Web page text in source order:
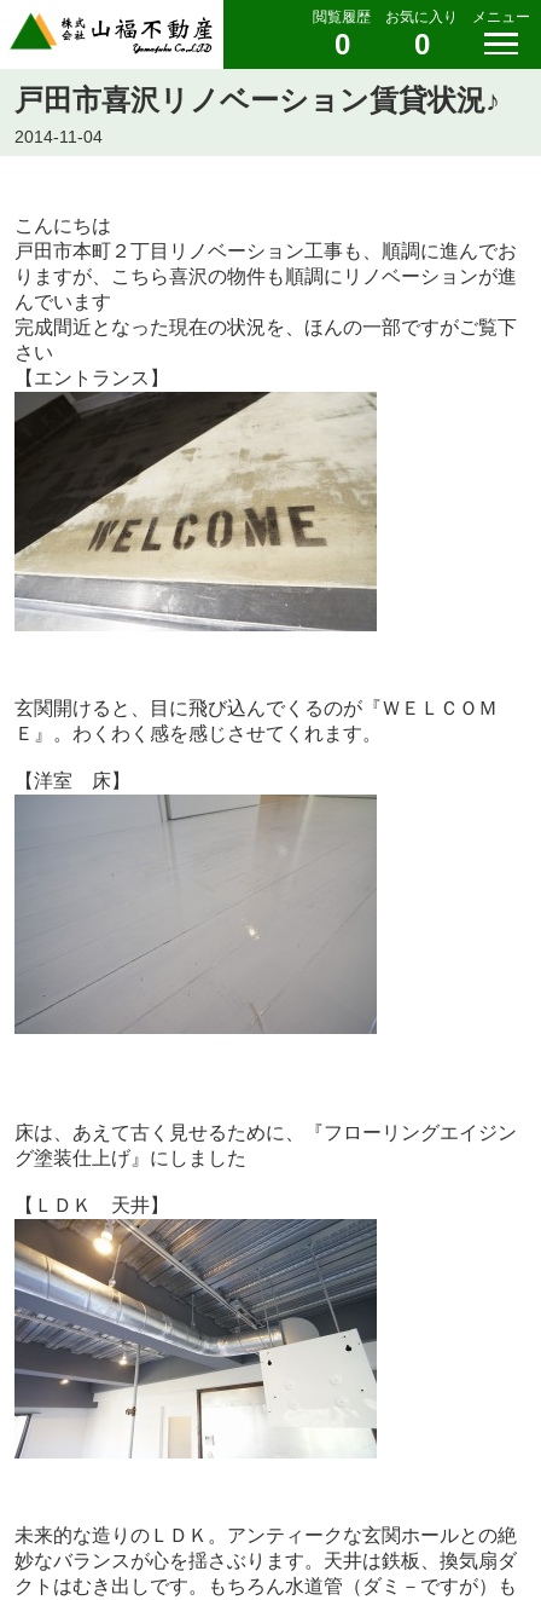
閲覧履歴
0
お気に入り
0
メニュー
戸田市喜沢リノベーション賃貸状況♪
2014-11-04
こんにちは
戸田市本町２丁目リノベーション工事も、順調に進んでお
りますが、こちら喜沢の物件も順調にリノベーションが進
んでいます
完成間近となった現在の状況を、ほんの一部ですがご覧下
さい
【エントランス】
玄関開けると、目に飛び込んでくるのが『ＷＥＬＣＯＭ
Ｅ』。わくわく感を感じさせてくれます。
【洋室 床】
床は、あえて古く見せるために、『フローリングエイジン
グ塗装仕上げ』にしました
【ＬＤＫ 天井】
未来的な造りのＬＤＫ。アンティークな玄関ホールとの絶
妙なバランスが心を揺さぶります。天井は鉄板、換気扇ダ
クトはむき出しです。もちろん水道管（ダミ－ですが）も